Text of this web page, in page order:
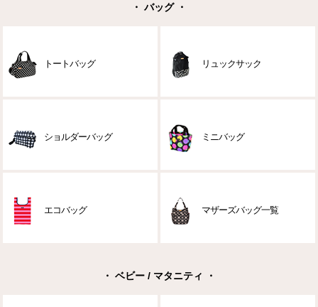
・ バッグ ・
トートバッグ リュックサック
ショルダーバッグ ミニバッグ
エコバッグ マザーズバッグ一覧
・ ベビー / マタニティ ・